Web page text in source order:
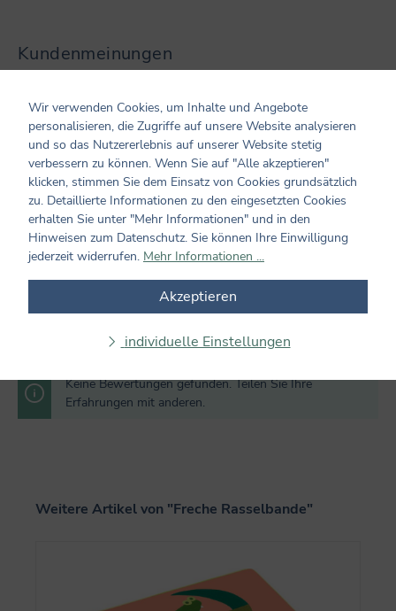
Kundenmeinungen
Durchschnittliche Bewertung von 0 von 5 Sternen
Bewerten Sie dieses Produkt!
Teilen Sie Ihre Erfahrungen mit dem Produkt mit anderen
Kunden. Ihre Bewertung darf sich ausschließlich auf Produkte
aus verifizierten Käufen beziehen. Diesen Zusammenhang stellen
wir sicher, indem Bewertungen nur mit einem vorhandenen
Kundenkonto möglich sind.
Bewertung schreiben
Keine Bewertungen gefunden. Teilen Sie Ihre
Erfahrungen mit anderen.
Produktgalerie überspringen
Weitere Artikel von "Freche Rasselbande"
Wir verwenden Cookies, um Inhalte und Angebote
personalisieren, die Zugriffe auf unsere Website analysieren
und so das Nutzererlebnis auf unserer Website stetig
verbessern zu können. Wenn Sie auf "Alle akzeptieren"
klicken, stimmen Sie dem Einsatz von Cookies grundsätzlich
zu. Detaillierte Informationen zu den eingesetzten Cookies
erhalten Sie unter "Mehr Informationen" und in den
Hinweisen zum Datenschutz. Sie können Ihre Einwilligung
jederzeit widerrufen. Mehr Informationen ...
Akzeptieren
individuelle Einstellungen